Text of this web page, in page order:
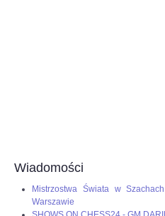
Wiadomości
Mistrzostwa Świata w
Warszawie